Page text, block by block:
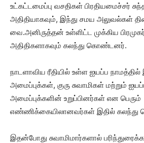
உட்கட்டமைப்பு வசதிகள் பிரதியமைச்சர்
அதிதியாகவும், இந்து சமய அலுவல்கள்
வை.அனிருத்தன் உள்ளிட்ட முக்கிய
அதிதிகளாகவும் கலந்து கொண்டனர்.
நாடளாவிய ரீதியில் உள்ள ஐயப்ப
அமைப்புக்கள், குரு சுவாமிகள் மற்றும்
அமைப்புக்களின் உறுப்பினர்கள் என பெரும்
எண்ணிக்கையிலானவர்கள் இதில்
இதன்போது சுவாமிமார்களால்